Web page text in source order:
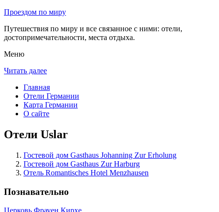
Проездом по миру
Путешествия по миру и все связанное с ними: отели,
достопримечательности, места отдыха.
Меню
Читать далее
Главная
Отели Германии
Карта Германии
О сайте
Отели Uslar
Гостевой дом Gasthaus Johanning Zur Erholung
Гостевой дом Gasthaus Zur Harburg
Отель Romantisches Hotel Menzhausen
Познавательно